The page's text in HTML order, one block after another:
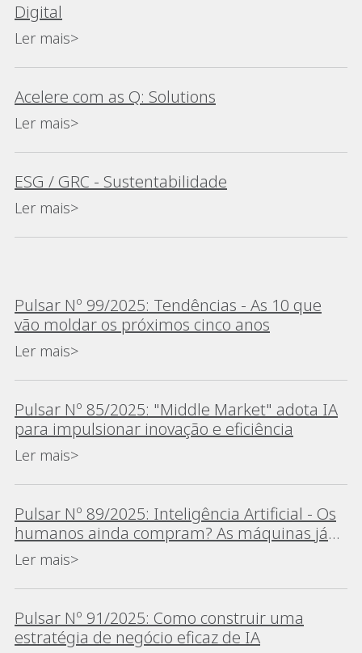
Digital
Ler mais>
Acelere com as Q: Solutions
Ler mais>
ESG / GRC - Sustentabilidade
Ler mais>
Pulsar Nº 99/2025: Tendências - As 10 que
vão moldar os próximos cinco anos
Ler mais>
Pulsar Nº 85/2025: "Middle Market" adota IA
para impulsionar inovação e eficiência
Ler mais>
Pulsar Nº 89/2025: Inteligência Artificial - Os
humanos ainda compram? As máquinas já
estão a tomar decisões?
Ler mais>
Pulsar Nº 91/2025: Como construir uma
estratégia de negócio eficaz de IA